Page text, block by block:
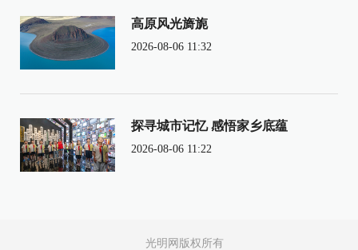
高原风光旖旎
2026-08-06 11:32
探寻城市记忆 感悟家乡底蕴
2026-08-06 11:22
光明网版权所有